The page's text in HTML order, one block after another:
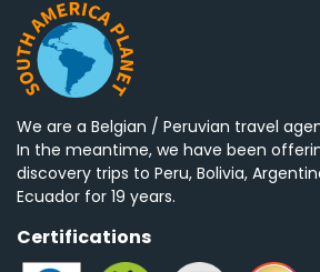
We are a Belgian / Peruvian travel
In the meantime, we have been
discovery trips to Peru, Bolivia,
Ecuador for 19 years.
Certifications